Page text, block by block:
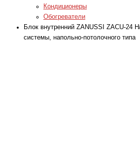
Кондиционеры
Обогреватели
Блок внутренний ZANUSSI ZACU-24
системы, напольно-потолочного типа